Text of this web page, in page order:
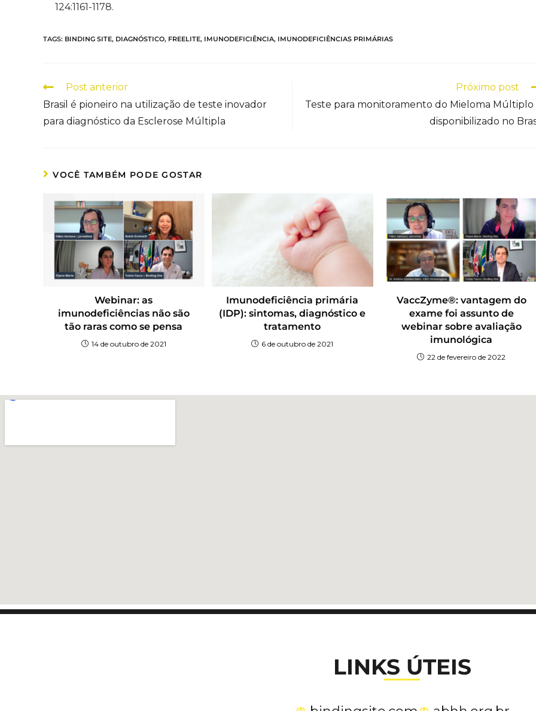
124:1161-1178.
TAGS: BINDING SITE, DIAGNÓSTICO, FREELITE, IMUNODEFICIÊNCIA, IMUNODEFICIÊNCIAS PRIMÁRIAS
Post anterior
Brasil é pioneiro na utilização de teste inovador
para diagnóstico da Esclerose Múltipla
Próximo post
Teste para monitoramento do Mieloma Múltiplo
disponibilizado no
VOCÊ TAMBÉM PODE GOSTAR
Webinar: as
imunodeficiências não são
tão raras como se pensa
14 de outubro de 2021
Imunodeficiência primária
(IDP): sintomas, diagnóstico e
tratamento
6 de outubro de 2021
VaccZyme®: vantagem do
exame foi assunto de
webinar sobre avaliação
imunológica
22 de fevereiro de 2022
LINKS ÚTEIS